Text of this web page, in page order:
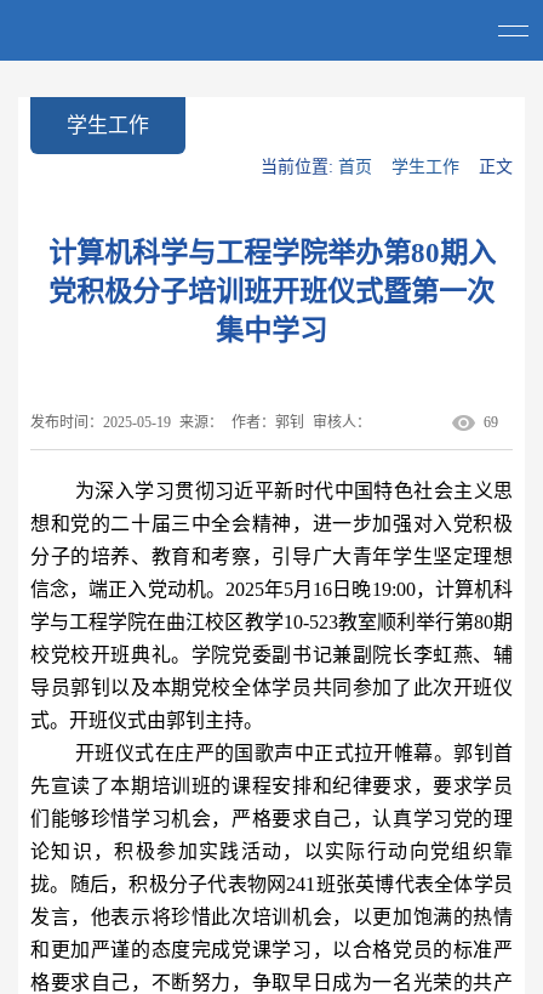
学生工作
当前位置: 首页 学生工作 正文
计算机科学与工程学院举办第80期入
党积极分子培训班开班仪式暨第一次
集中学习
发布时间：2025-05-19 来源： 作者：郭钊 审核人： 69
为深入学习贯彻习近平新时代中国特色社会主义思
想和党的二十届三中全会精神，进一步加强对入党积极
分子的培养、教育和考察，引导广大青年学生坚定理想
信念，端正入党动机。 2025年5月 16 日晚19:00，计算机科
学与工程学院在曲江校区教学10-523教室顺利举行第80期
校党校开班典礼。学院党委副书记兼副院长李虹燕、辅
导员郭钊以及本期党校全体学员共同参加了此次开班仪
式。开班仪式由郭钊主持。
开班仪式在庄严的国歌声中正式拉开帷幕。郭钊首
先宣读了本期培训班的课程安排和纪律要求，要求学员
们能够珍惜学习机会，严格要求自己，认真学习党的理
论知识，积极参加实践活动，以实际行动向党组织靠
拢。随后，积极分子代表物网 241 班张英博代表全体学员
发言，他表示将珍惜此次培训机会，以更加饱满的热情
和更加严谨的态度完成党课学习，以合格党员的标准严
格要求自己，不断努力，争取早日成为一名光荣的共产